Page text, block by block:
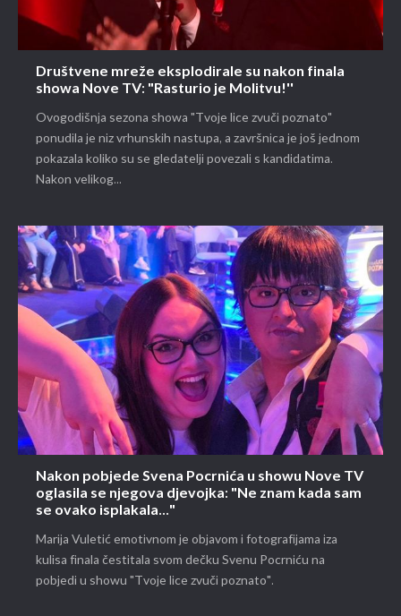
Društvene mreže eksplodirale su nakon finala
showa Nove TV: "Rasturio je Molitvu!''
Ovogodišnja sezona showa "Tvoje lice zvuči poznato"
ponudila je niz vrhunskih nastupa, a završnica je još jednom
pokazala koliko su se gledatelji povezali s kandidatima.
Nakon velikog...
Nakon pobjede Svena Pocrnića u showu Nove TV
oglasila se njegova djevojka: "Ne znam kada sam
se ovako isplakala..."
Marija Vuletić emotivnom je objavom i fotografijama iza
kulisa finala čestitala svom dečku Svenu Pocrniću na
pobjedi u showu "Tvoje lice zvuči poznato".